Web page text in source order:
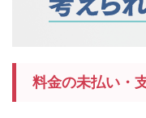
料金の未払い・